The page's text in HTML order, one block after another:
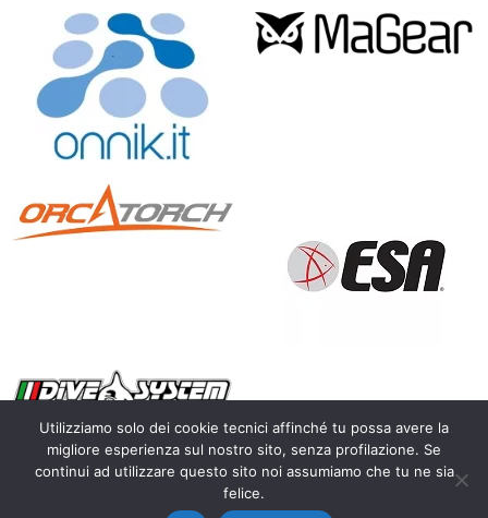
Copyright 2010 – 2026 Calosoma.it – fotografia naturalistica
wildlife photography – P.IVA IT03450300128 |
Utilizziamo solo dei cookie tecnici affinché tu possa avere la
migliore esperienza sul nostro sito, senza profilazione. Se
continui ad utilizzare questo sito noi assumiamo che tu ne sia
felice.